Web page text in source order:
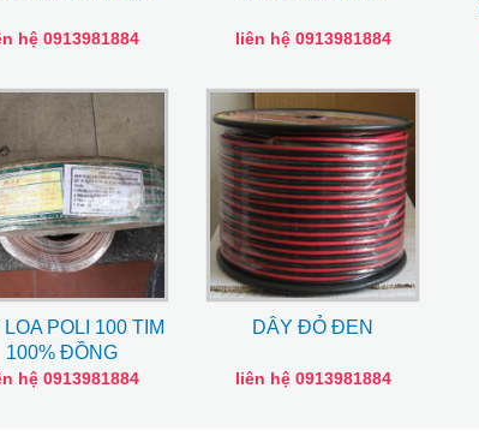
hệ 0913981884 liên hệ 0913981884
LOA POLI 100 TIM
100% ĐỒNG
hệ 0913981884
DÂY ĐỎ ĐEN
liên hệ 0913981884